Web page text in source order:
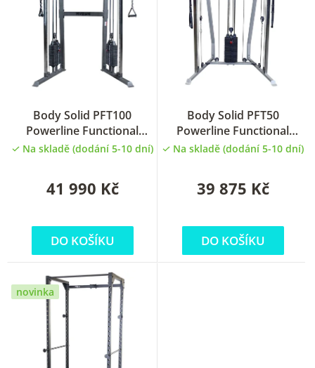
Body Solid PFT100
Powerline Functional
Trainer protisměrné
Na skladě (dodání 5-10 dní)
41 990 Kč
DO KOŠÍKU
Body Solid PFT50
Powerline Functional
Trainer protisměrné
Na skladě (dodání 5-10 dní)
39 875 Kč
DO KOŠÍKU
novinka